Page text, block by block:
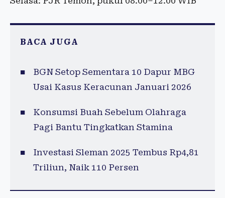
BACA JUGA
BGN Setop Sementara 10 Dapur MBG
Usai Kasus Keracunan Januari 2026
Konsumsi Buah Sebelum Olahraga
Pagi Bantu Tingkatkan Stamina
Investasi Sleman 2025 Tembus Rp4,81
Triliun, Naik 110 Persen